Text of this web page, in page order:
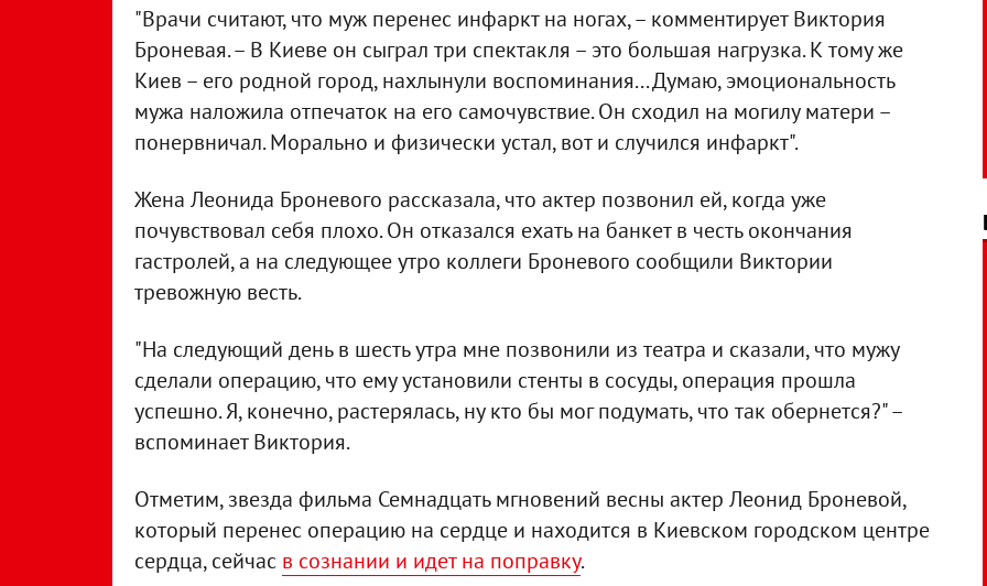
"Врачи считают, что муж перенес инфаркт на ногах, – комментирует Виктория
Броневая. – В Киеве он сыграл три спектакля – это большая нагрузка. К тому же
Киев – его родной город, нахлынули воспоминания... Думаю, эмоциональность
мужа наложила отпечаток на его самочувствие. Он сходил на могилу матери –
понервничал. Морально и физически устал, вот и случился инфаркт".
Жена Леонида Броневого рассказала, что актер позвонил ей, когда уже
почувствовал себя плохо. Он отказался ехать на банкет в честь окончания
гастролей, а на следующее утро коллеги Броневого сообщили Виктории
тревожную весть.
"На следующий день в шесть утра мне позвонили из театра и сказали, что мужу
сделали операцию, что ему установили стенты в сосуды, операция прошла
успешно. Я, конечно, растерялась, ну кто бы мог подумать, что так обернется?" –
вспоминает Виктория.
Отметим, звезда фильма Семнадцать мгновений весны актер Леонид Броневой,
который перенес операцию на сердце и находится в Киевском городском центре
сердца, сейчас в сознании и идет на поправку.